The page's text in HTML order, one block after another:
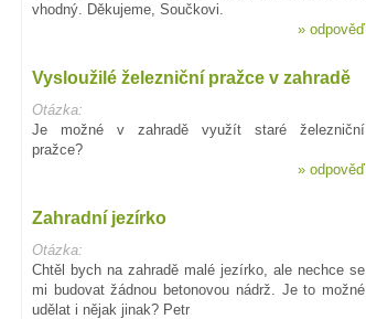
vhodný. Děkujeme, Součkovi.
» odpověď
Vysloužilé železniční pražce v zahradě
Otázka:
Je možné v zahradě využít staré železniční
pražce?
» odpověď
Zahradní jezírko
Otázka:
Chtěl bych na zahradě malé jezírko, ale nechce se
mi budovat žádnou betonovou nádrž. Je to možné
udělat i nějak jinak? Petr